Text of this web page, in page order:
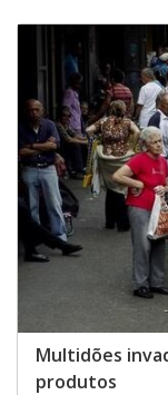
Multidões
produtos